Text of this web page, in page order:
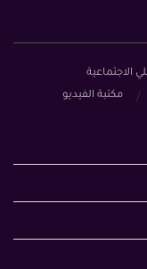
الاجتماعية
مكتبة الفيديو